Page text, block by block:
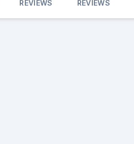
REVIEWS REVIEWS